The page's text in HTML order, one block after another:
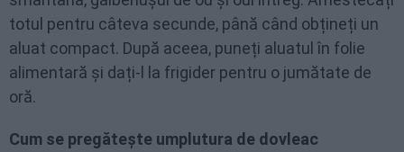
totul pentru câteva secunde, până când obțineți un
aluat compact. După aceea, puneți aluatul în folie
alimentară și dați-l la frigider pentru o jumătate de
oră.
Cum se pregătește umplutura de dovleac